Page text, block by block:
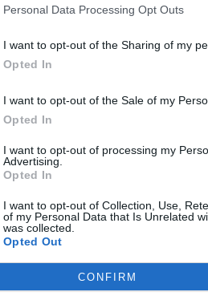
Personal Data Processing Opt Outs
I want to opt-out of the Sharing of my
Opted In
I want to opt-out of the Sale of my
Opted In
I want to opt-out of processing my
Advertising.
Opted In
I want to opt-out of Collection, Use,
of my Personal Data that Is Unrelated
was collected.
Opted Out
CONFIRM